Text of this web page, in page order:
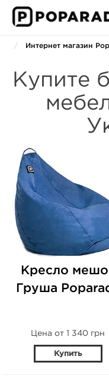
Интернет магазин
Купите
Кресло
Груша
Цена от 1 340 грн
Купить